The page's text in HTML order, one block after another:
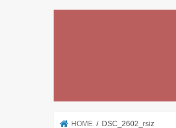
HOME DSC_2602_rsiz